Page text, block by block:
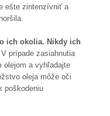
ešte zintenzívniť a
ich okolia. Nikdy ich
V prípade zasiahnutia
olejom a vyhľadajte
oleja môže oči
poškodeniu